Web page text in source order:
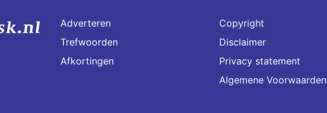
Adverteren
Trefwoorden
Afkortingen
Copyright
Disclaimer
Privacy statement
Algemene Voorwaarden